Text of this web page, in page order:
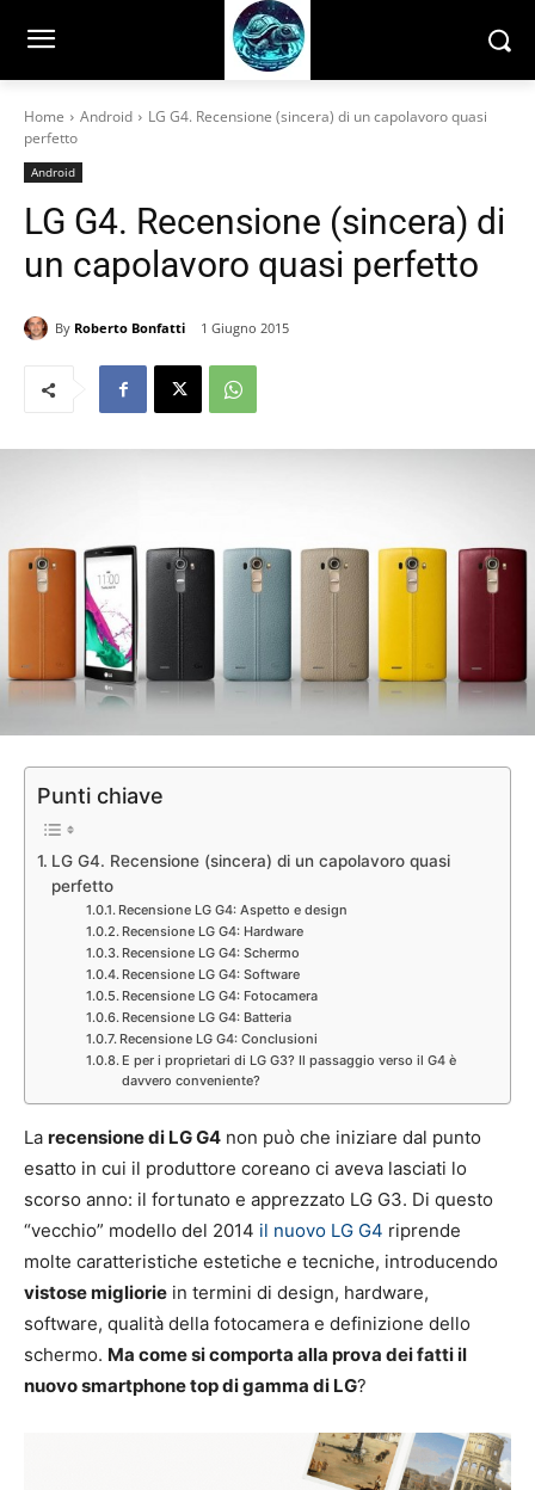
Home Android
LG G4. Recensione (sincera) di un capolavoro quasi
perfetto
Android
LG G4. Recensione (sincera) di
un capolavoro quasi perfetto
By Roberto Bonfatti 1 Giugno 2015
Punti chiave
LG G4. Recensione (sincera) di un capolavoro quasi
perfetto
Recensione LG G4: Aspetto e design
Recensione LG G4: Hardware
Recensione LG G4: Schermo
Recensione LG G4: Software
Recensione LG G4: Fotocamera
Recensione LG G4: Batteria
Recensione LG G4: Conclusioni
E per i proprietari di LG G3? Il passaggio verso il G4 è
davvero conveniente?
La recensione di LG G4 non può che iniziare dal punto
esatto in cui il produttore coreano ci aveva lasciati lo
scorso anno: il fortunato e apprezzato LG G3. Di questo
“vecchio” modello del 2014 il nuovo LG G4 riprende
molte caratteristiche estetiche e tecniche, introducendo
vistose migliorie in termini di design, hardware,
software, qualità della fotocamera e definizione dello
schermo. Ma come si comporta alla prova dei fatti il
nuovo smartphone top di gamma di LG?